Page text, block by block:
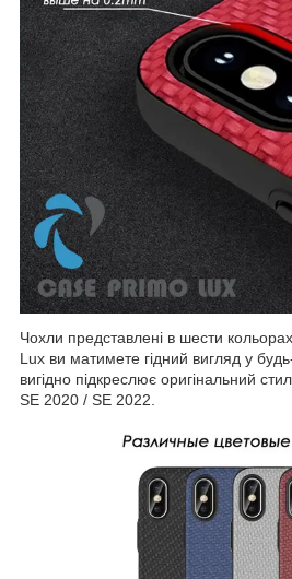
Чохли представлені в шести
Lux ви матимете гідний вигляд у
вигідно підкреслює оригінальний
SE 2020 / SE 2022.